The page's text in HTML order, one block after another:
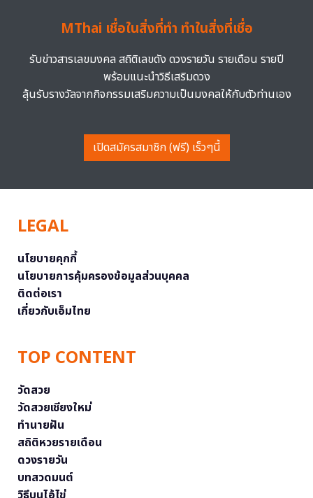
MThai เชื่อในสิ่งที่ทำ ทำในสิ่งที่เชื่อ
รับข่าวสารเลขมงคล สถิติเลขดัง ดวงรายวัน รายเดือน รายปี
พร้อมแนะนำวิธีเสริมดวง
ลุ้นรับรางวัลจากกิจกรรมเสริมความเป็นมงคลให้กับตัวท่านเอง
เปิดสมัครสมาชิก (ฟรี) เร็วๆนี้
LEGAL
นโยบายคุกกี้
นโยบายการคุ้มครองข้อมูลส่วนบุคคล
ติดต่อเรา
เกี่ยวกับเอ็มไทย
TOP CONTENT
วัดสวย
วัดสวยเชียงใหม่
ทำนายฝัน
สถิติหวยรายเดือน
ดวงรายวัน
บทสวดมนต์